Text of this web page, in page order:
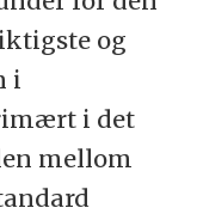
og
i
i det
mellom